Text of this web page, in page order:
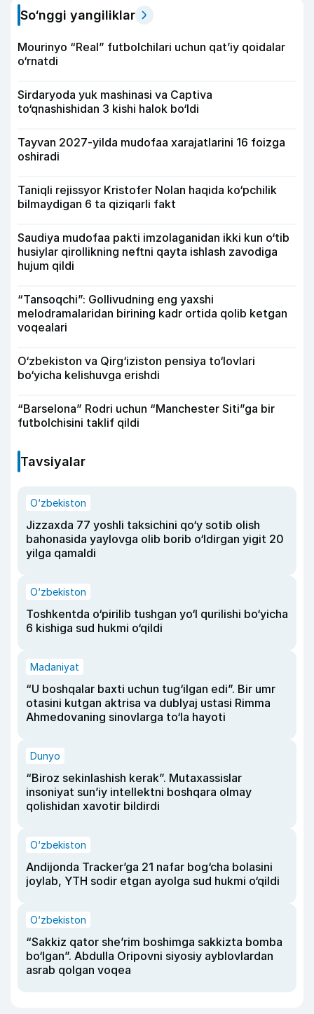
So‘nggi yangiliklar
Mourinyo “Real” futbolchilari uchun qat’iy qoidalar
o‘rnatdi
Sirdaryoda yuk mashinasi va Captiva
to‘qnashishidan 3 kishi halok bo‘ldi
Tayvan 2027-yilda mudofaa xarajatlarini 16 foizga
oshiradi
Taniqli rejissyor Kristofer Nolan haqida ko‘pchilik
bilmaydigan 6 ta qiziqarli fakt
Saudiya mudofaa pakti imzolaganidan ikki kun o‘tib
husiylar qirollikning neftni qayta ishlash zavodiga
hujum qildi
“Tansoqchi”: Gollivudning eng yaxshi
melodramalaridan birining kadr ortida qolib ketgan
voqealari
O‘zbekiston va Qirg‘iziston pensiya to‘lovlari
bo‘yicha kelishuvga erishdi
“Barselona” Rodri uchun “Manchester Siti”ga bir
futbolchisini taklif qildi
Tavsiyalar
O‘zbekiston
Jizzaxda 77 yoshli taksichini qo‘y sotib olish
bahonasida yaylovga olib borib o‘ldirgan yigit 20
yilga qamaldi
O‘zbekiston
Toshkentda o‘pirilib tushgan yo‘l qurilishi bo‘yicha
6 kishiga sud hukmi o‘qildi
Madaniyat
“U boshqalar baxti uchun tug‘ilgan edi”. Bir umr
otasini kutgan aktrisa va dublyaj ustasi Rimma
Ahmedovaning sinovlarga to‘la hayoti
Dunyo
“Biroz sekinlashish kerak”. Mutaxassislar
insoniyat sun’iy intellektni boshqara olmay
qolishidan xavotir bildirdi
O‘zbekiston
Andijonda Tracker’ga 21 nafar bog‘cha bolasini
joylab, YTH sodir etgan ayolga sud hukmi o‘qildi
O‘zbekiston
“Sakkiz qator she’rim boshimga sakkizta bomba
bo‘lgan”. Abdulla Oripovni siyosiy ayblovlardan
asrab qolgan voqea